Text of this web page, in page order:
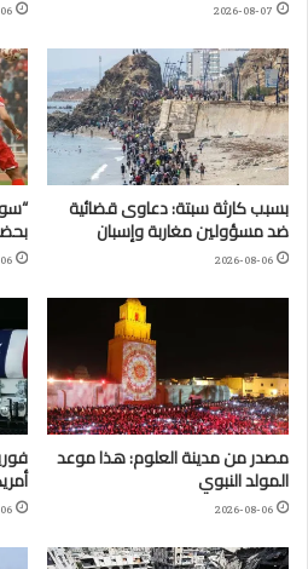
2026-08-07
بسبب كارثة سبتة: دعاوى قضائية
ضد مسؤولين مغاربة وإسبان
2026-08-06
مصدر من مدينة العلوم: هذا موعد
المولد النبوي
2026-08-06